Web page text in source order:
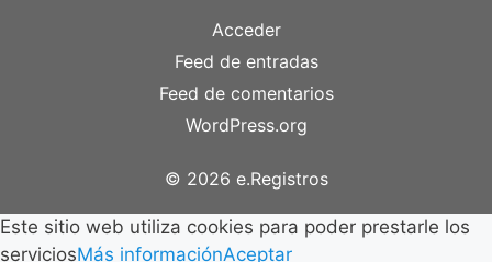
Acceder
Feed de entradas
Feed de comentarios
WordPress.org
© 2026 e.Registros
Este sitio web utiliza cookies para poder prestarle los
serviciosMás informaciónAceptar